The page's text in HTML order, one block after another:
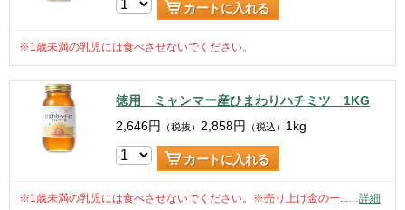
カートに入れる
※1歳未満の乳児には食べさせないでください。
徳用 ミャンマー産ひまわりハチミツ 1KG
2,646円 （税抜） 2,858円 （税込） 1kg
カートに入れる
※1歳未満の乳児には食べさせないでください。※売り上げ金の一...…詳細